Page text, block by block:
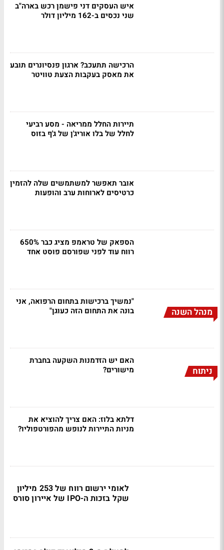
איש העסקים דני פישמן רכש בארה"ב
שני נכסים ב-162 מיליון דולר
הרכישה תתעכב? ארגון פנסיונרים תובע
את מאסק בעקבות הצעת טוויטר
תיירות החלל ממריאה - מסע רביעי
לחלל של בלו אוריג'ן של ג'ף בזוס
אובר תאפשר למשתמשים שלה להזמין
כרטיסים לארוחות ערב והופעות
הספאק של טראמפ מציג כבר 650%
רווח עוד לפני שפורסם פוסט אחד
מנהל השנה
"נמשיך ברכישות בתחום הרפואה, אני
בונה את התחום הזה כעוגן"
ניתוח
האם יש הזדמנות השקעה בחברת
מישורים?
דלתא בלוז: האם צריך להוציא את
מניות התיירות לנופש מהפורטפוליו?
לאומי ירשום רווח של 253 מיליון
שקל בזכות ה-IPO של איירון סורס